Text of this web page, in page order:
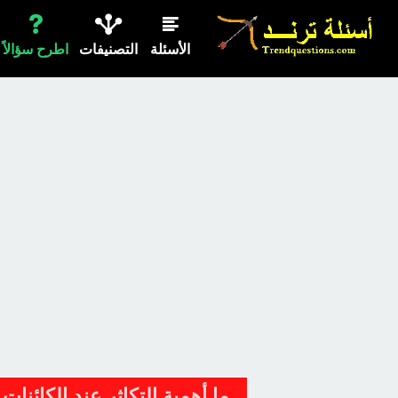
الأسئلة التصنيفات اطرح سؤالاً